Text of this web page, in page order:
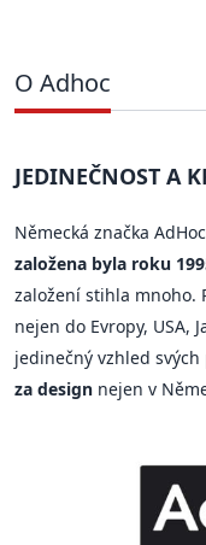
O Adhoc
JEDINEČNOST A
Německá značka
založena byla roku
založení stihla mnoho.
nejen do Evropy, USA,
jedinečný vzhled
za design nejen v